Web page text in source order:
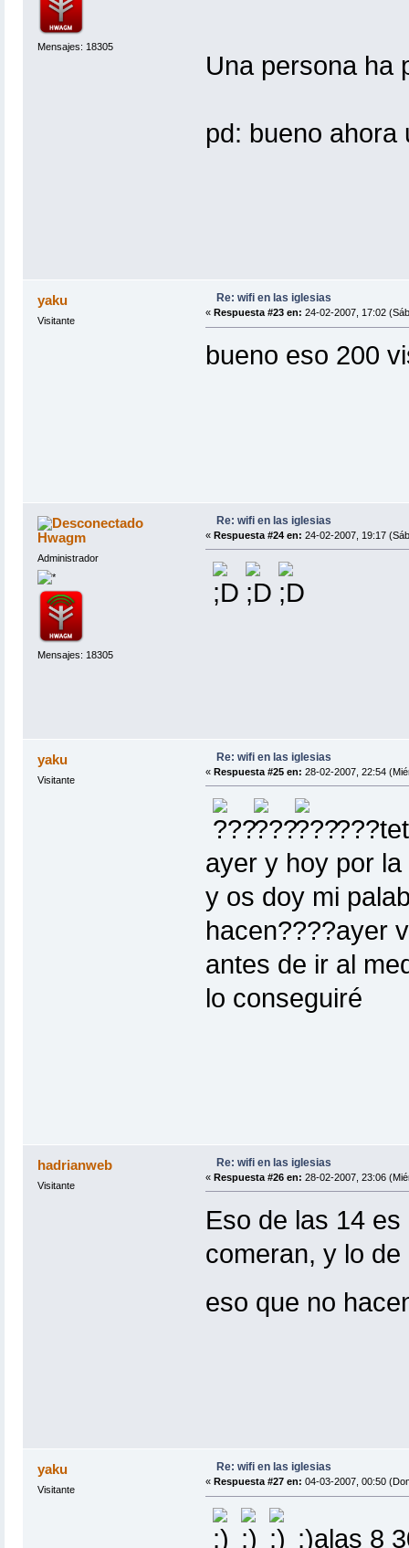
Mensajes: 18305
Una persona
pd: bueno ahora
yaku
Visitante
Re: wifi en las iglesias
« Respuesta #23 en: 24-02-2007, 17:02
bueno eso 200
Hwagm
Administrador
Mensajes: 18305
Re: wifi en las iglesias
« Respuesta #24 en: 24-02-2007, 19:17
yaku
Visitante
Re: wifi en las iglesias
« Respuesta #25 en: 28-02-2007, 22:54
ayer y hoy por
y os doy mi
hacen????ayer
antes de ir al
lo conseguiré
hadrianweb
Visitante
Re: wifi en las iglesias
« Respuesta #26 en: 28-02-2007, 23:06
Eso de las 14
comeran, y lo
eso que no
yaku
Visitante
Re: wifi en las iglesias
« Respuesta #27 en: 04-03-2007, 00:50
;)alas 8